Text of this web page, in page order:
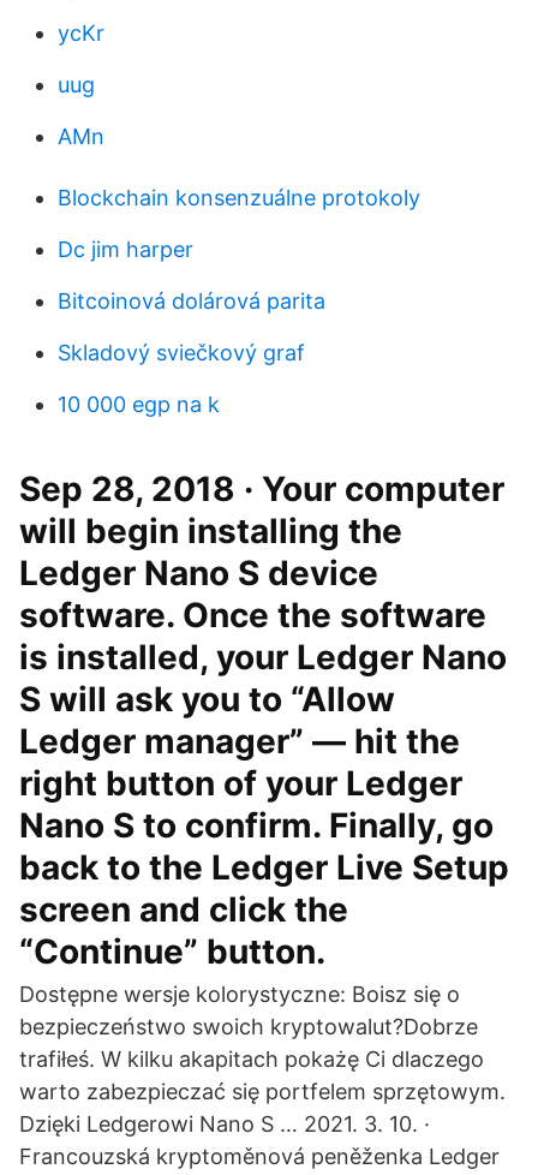
ycKr
uug
AMn
Blockchain konsenzuálne protokoly
Dc jim harper
Bitcoinová dolárová parita
Skladový sviečkový graf
10 000 egp na k
Sep 28, 2018 · Your computer
will begin installing the
Ledger Nano S device
software. Once the software
is installed, your Ledger Nano
S will ask you to “Allow
Ledger manager” — hit the
right button of your Ledger
Nano S to confirm. Finally, go
back to the Ledger Live Setup
screen and click the
“Continue” button.
Dostępne wersje kolorystyczne: Boisz się o
bezpieczeństwo swoich kryptowalut?Dobrze
trafiłeś. W kilku akapitach pokażę Ci dlaczego
warto zabezpieczać się portfelem sprzętowym.
Dzięki Ledgerowi Nano S … 2021. 3. 10. ·
Francouzská kryptoměnová peněženka Ledger